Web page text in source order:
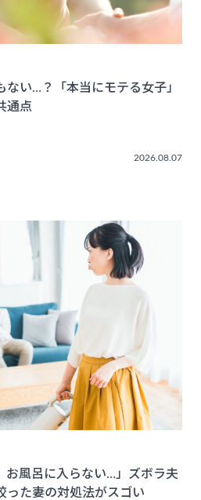
ない…？「本当にモテる女子」
通点
2026.08.07
お風呂に入らない…」ズボラ夫
った妻の対処法がスゴい